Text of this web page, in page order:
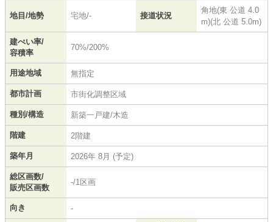
地目/地勢 宅地/- 接道状況
角地(東 公道 4.0
m)(北 公道 5.0m)
建ぺい率/
容積率
70%/200%
用途地域 無指定
都市計画 市街化調整区域
種別/構造 新築一戸建/木造
階建 2階建
築年月 2026年 8月 (予定)
総区画数/
販売区画数
-/1区画
向き -